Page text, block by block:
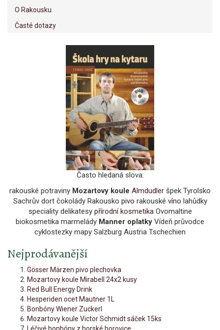
O Rakousku
Časté dotazy
Často hledaná slova:
rakouské potraviny Mozartovy koule Almdudler špek Tyrolsko
Sachrův dort čokolády Rakousko pivo rakouské víno lahůdky
speciality delikatesy přírodní kosmetikaOvomaltine
biokosmetika marmelády Manner oplatky Vídeň průvodce
cyklostezky mapy Salzburg Austria Tschechien
Nejprodávanější
Gösser Märzen pivo plechovka
Mozartovy koule Mirabell 24x2 kusy
Red Bull Energy Drink
Hesperiden ocet Mautner 1L
Bonbóny Wiener Zuckerl
Mozartovy koule Victor Schmidt sáček 15ks
Léčivé bonbóny z horské borovice